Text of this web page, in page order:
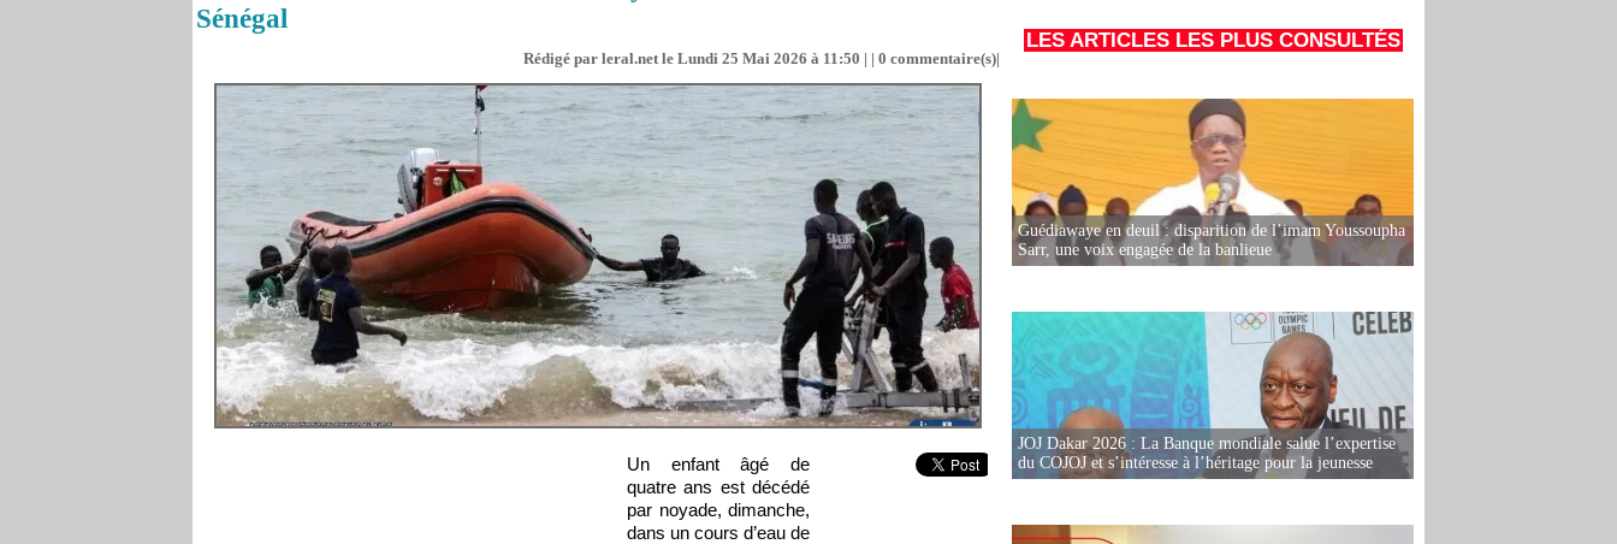
Sénégal
Rédigé par leral.net le Lundi 25 Mai 2026 à 11:50 | | 0 commentaire(s)|
Un enfant âgé de
quatre ans est décédé
par noyade, dimanche,
dans un cours d’eau de
LES ARTICLES LES PLUS CONSULTÉS
Guédiawaye en deuil : disparition de l’imam Youssoupha
Sarr, une voix engagée de la banlieue
JOJ Dakar 2026 : La Banque mondiale salue l’expertise
du COJOJ et s’intéresse à l’héritage pour la jeunesse